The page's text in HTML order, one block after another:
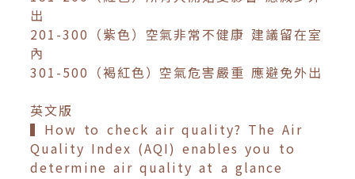
出
201-300（紫色）空氣非常不健康 建議留在室
內
301-500（褐紅色）空氣危害嚴重 應避免外出
英文版
▍How to check air quality? The Air
Quality Index (AQI) enables you to
determine air quality at a glance